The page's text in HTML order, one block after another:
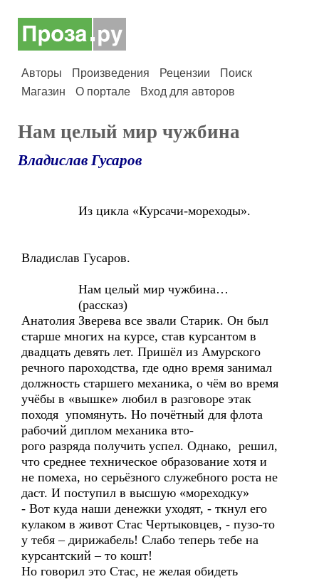
Авторы Произведения Рецензии
Поиск
Магазин
О портале Вход для авторов
Нам целый мир чужбина
Владислав Гусаров
Из цикла «Курсачи-мореходы».
Владислав Гусаров.
Нам целый мир чужбина…
(рассказ)
Анатолия Зверева все звали Старик. Он был
старше многих на курсе, став курсантом в
двадцать девять лет. Пришёл из Амурского
речного пароходства, где одно время занимал
должность старшего механика, о чём во время
учёбы в «вышке» любил в разговоре этак
походя упомянуть. Но почётный для флота
рабочий диплом механика вто-
рого разряда получить успел. Однако, решил,
что среднее техническое образование хотя и
не помеха, но серьёзного служебного роста не
даст. И поступил в высшую «мореходку»
- Вот куда наши денежки уходят, - ткнул его
кулаком в живот Стас Чертыковцев, - пузо-то
у тебя – дирижабель! Слабо теперь тебе на
курсантский – то кошт!
Но говорил это Стас, не желая обидеть